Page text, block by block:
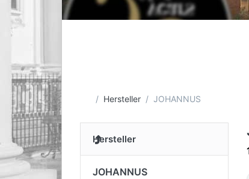
Startseite
Hersteller JOHANNUS
Hersteller
JOHANNUS